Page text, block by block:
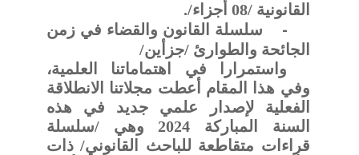
القانونية /08 أجزاء/.
-
سلسلة القانون والقضاء في زمن
الجائحة والطوارئ /جزأين/
واستمرارا في اهتماماتنا العلمية،
وفي هذا المقام أعطت مجلاتنا الانطلاقة
الفعلية لإصدار علمي جديد في هذه
السنة المباركة 2024 وهي /سلسلة
قراءات متقاطعة للباحث القانوني/ ذات